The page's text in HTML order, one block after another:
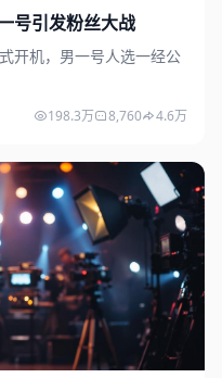
号引发粉丝大战
开机，男一号人选一经公
198.3万 8,760 4.6万